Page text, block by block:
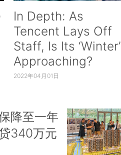
In Depth: As
Tencent Lays Off
Staff, Is Its ‘Winter’
Approaching?
2022年04月01日
降至一年
340万元